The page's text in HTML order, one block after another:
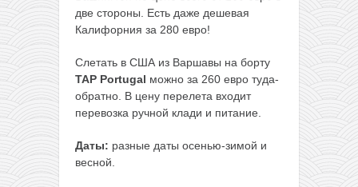
две стороны. Есть даже дешевая
Калифорния за 280 евро!
Слетать в США из Варшавы на борту
TAP Portugal можно за 260 евро туда-
обратно. В цену перелета входит
перевозка ручной клади и питание.
Даты: разные даты осенью-зимой и
весной.